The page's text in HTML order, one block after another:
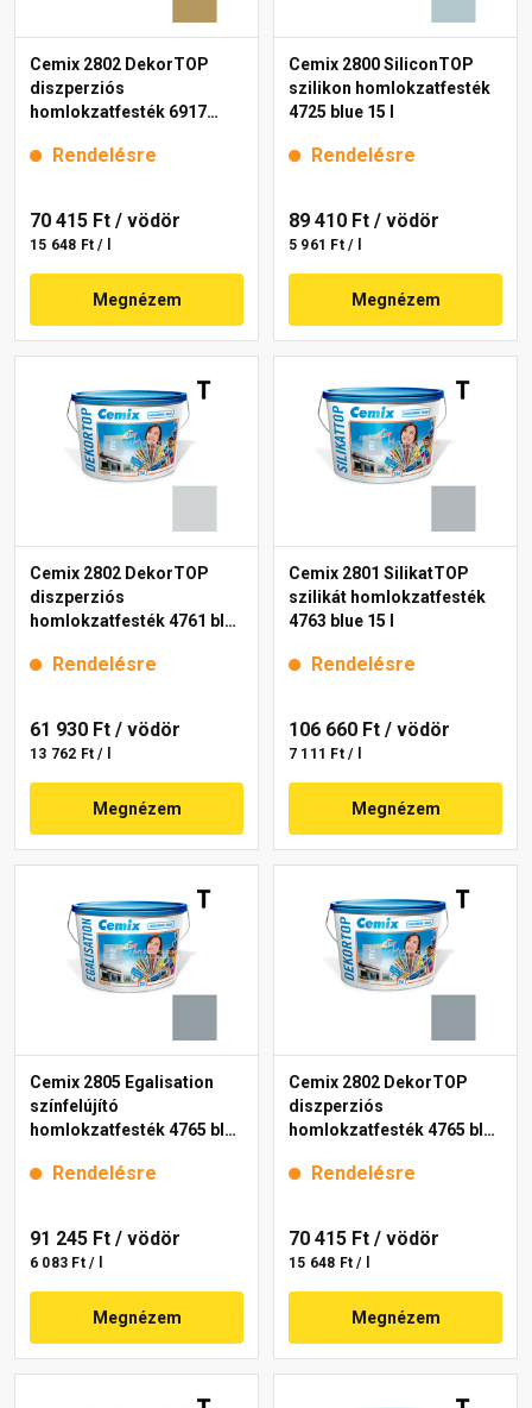
Cemix 2802 DekorTOP
diszperziós
homlokzatfesték 6917
Rendelésre
70 415 Ft / vödör
15 648 Ft / l
Megnézem
Cemix 2800 SiliconTOP
szilikon homlokzatfesték
4725 blue 15 l
Rendelésre
89 410 Ft / vödör
5 961 Ft / l
Megnézem
Cemix 2802 DekorTOP
diszperziós
homlokzatfesték 4761 blue
Rendelésre
61 930 Ft / vödör
13 762 Ft / l
Megnézem
Cemix 2801 SilikatTOP
szilikát homlokzatfesték
4763 blue 15 l
Rendelésre
106 660 Ft / vödör
7 111 Ft / l
Megnézem
Cemix 2805 Egalisation
színfelújító
homlokzatfesték 4765 blue
Rendelésre
91 245 Ft / vödör
6 083 Ft / l
Megnézem
Cemix 2802 DekorTOP
diszperziós
homlokzatfesték 4765 blue
Rendelésre
70 415 Ft / vödör
15 648 Ft / l
Megnézem